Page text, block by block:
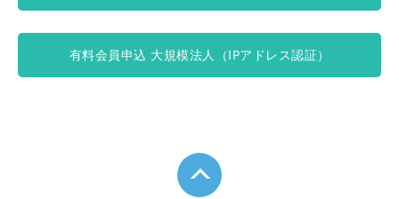
有料会員申込 大規模法人（IPアドレス認証）